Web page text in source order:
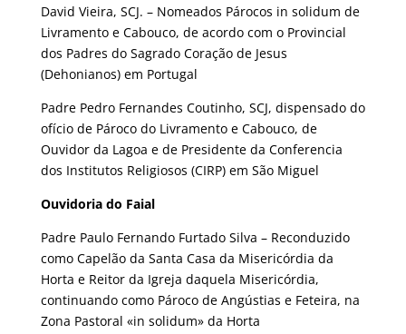
David Vieira, SCJ. – Nomeados Párocos in solidum de
Livramento e Cabouco, de acordo com o Provincial
dos Padres do Sagrado Coração de Jesus
(Dehonianos) em Portugal
Padre Pedro Fernandes Coutinho, SCJ, dispensado do
ofício de Pároco do Livramento e Cabouco, de
Ouvidor da Lagoa e de Presidente da Conferencia
dos Institutos Religiosos (CIRP) em São Miguel
Ouvidoria do Faial
Padre Paulo Fernando Furtado Silva – Reconduzido
como Capelão da Santa Casa da Misericórdia da
Horta e Reitor da Igreja daquela Misericórdia,
continuando como Pároco de Angústias e Feteira, na
Zona Pastoral «in solidum» da Horta